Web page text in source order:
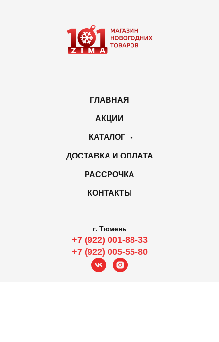
ГЛАВНАЯ
АКЦИИ
КАТАЛОГ
ДОСТАВКА И ОПЛАТА
РАССРОЧКА
КОНТАКТЫ
г. Тюмень
+7 (922) 001-88-33
+7 (922) 005-55-80